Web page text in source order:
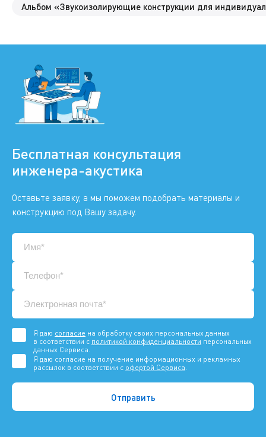
Альбом «Звукоизолирующие конструкции для
Бесплатная консультация
инженера-акустика
Оставьте заявку, а мы поможем подобрать материалы и
конструкцию под Вашу задачу.
Я даю согласие на обработку своих персональных данных
в соответствии с политикой конфиденциальности персональных
данных Сервиса.
Я даю согласие на получение информационных и рекламных
рассылок в соответствии с офертой Сервиса